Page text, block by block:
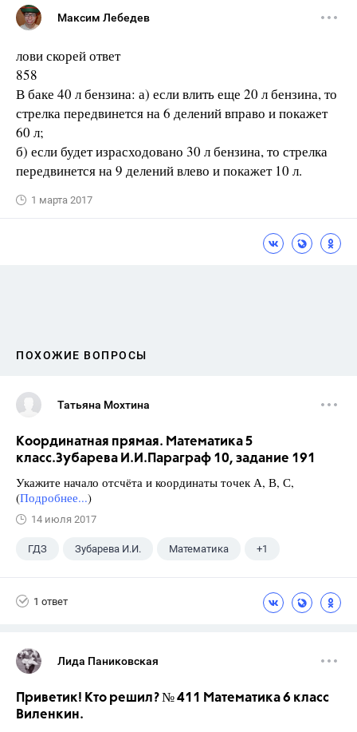
Максим Лебедев
лови скорей ответ
858
В баке 40 л бензина: а) если влить еще 20 л бензина, то
стрелка передвинется на 6 делений вправо и покажет
60 л;
б) если будет израсходовано 30 л бензина, то стрелка
передвинется на 9 делений влево и покажет 10 л.
1 марта 2017
ПОХОЖИЕ ВОПРОСЫ
Татьяна Мохтина
Координатная прямая. Математика 5
класс.Зубарева И.И.Параграф 10, задание 191
Укажите начало отсчёта и координаты точек А, В, С,
(Подробнее...)
14 июля 2017
ГДЗ Зубарева И.И. Математика +1
1 ответ
Лида Паниковская
Приветик! Кто решил? № 411 Математика 6 класс
Виленкин.